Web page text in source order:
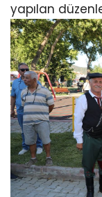
yapılan